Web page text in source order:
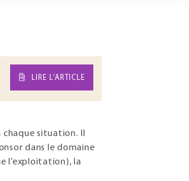
LIRE L’ARTICLE
situation. Il
dans le domaine
l’exploitation), la